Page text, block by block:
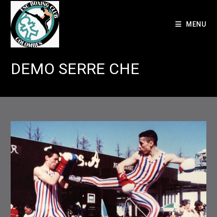
content
MENU
DEMO SERRE CHE